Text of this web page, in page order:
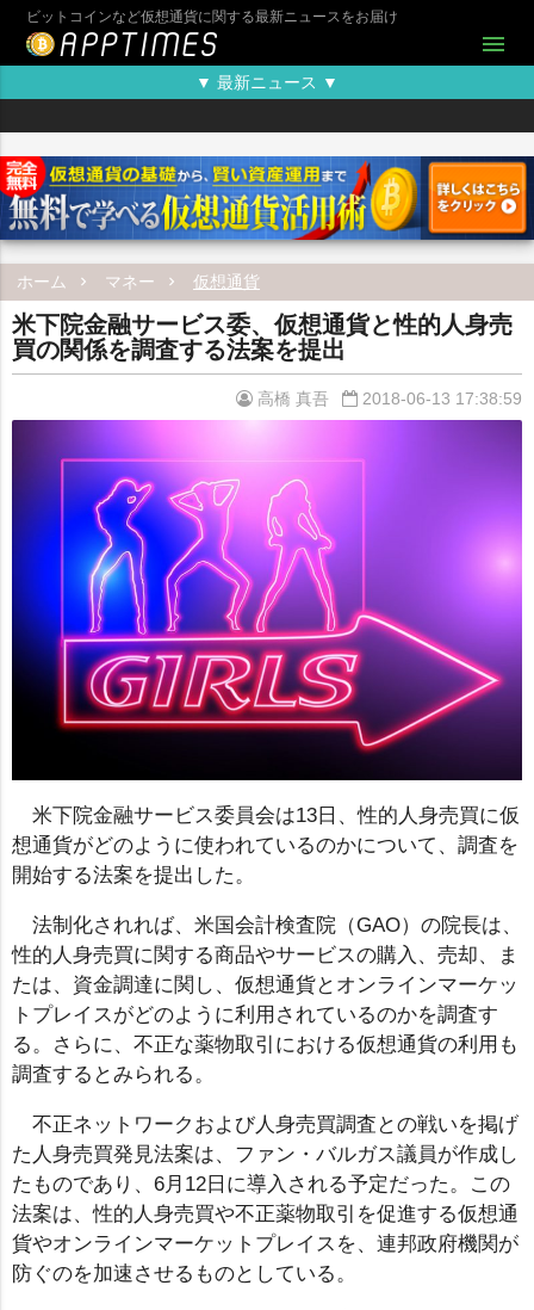
ビットコインなど仮想通貨に関する最新ニュースをお届け
menu
▼ 最新ニュース ▼
ホーム マネー 仮想通貨
米下院金融サービス委、仮想通貨と性的人身売
買の関係を調査する法案を提出
高橋 真吾 2018-06-13 17:38:59
米下院金融サービス委員会は13日、性的人身売買に仮
想通貨がどのように使われているのかについて、調査を
開始する法案を提出した。
法制化されれば、米国会計検査院（GAO）の院長は、
性的人身売買に関する商品やサービスの購入、売却、ま
たは、資金調達に関し、仮想通貨とオンラインマーケッ
トプレイスがどのように利用されているのかを調査す
る。さらに、不正な薬物取引における仮想通貨の利用も
調査するとみられる。
不正ネットワークおよび人身売買調査との戦いを掲げ
た人身売買発見法案は、ファン・バルガス議員が作成し
たものであり、6月12日に導入される予定だった。この
法案は、性的人身売買や不正薬物取引を促進する仮想通
貨やオンラインマーケットプレイスを、連邦政府機関が
防ぐのを加速させるものとしている。